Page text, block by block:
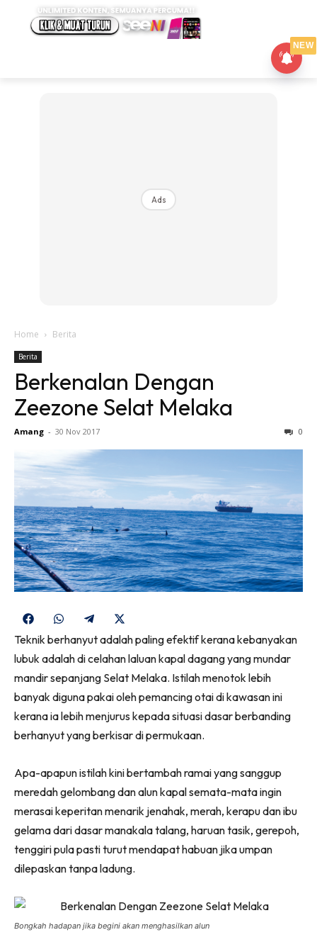
Ads
Home Berita
Berita
Berkenalan Dengan
Zeezone Selat Melaka
Amang - 30 Nov 2017 0
Share
on
Facebook
Share
on
WhatsApp
Share
on
Telegram
on
X
(Twitter)
Teknik berhanyut adalah paling efektif kerana kebanyakan
lubuk adalah di celahan laluan kapal dagang yang mundar
mandir sepanjang Selat Melaka. Istilah menotok lebih
banyak diguna pakai oleh pemancing otai di kawasan ini
kerana ia lebih menjurus kepada situasi dasar berbanding
berhanyut yang berkisar di permukaan.
Apa-apapun istilah kini bertambah ramai yang sanggup
meredah gelombang dan alun kapal semata-mata ingin
merasai keperitan menarik jenahak, merah, kerapu dan ibu
gelama dari dasar manakala talang, haruan tasik, gerepoh,
tenggiri pula pasti turut mendapat habuan jika umpan
dilepaskan tanpa ladung.
Bongkah hadapan jika begini akan menghasilkan alun
NEW